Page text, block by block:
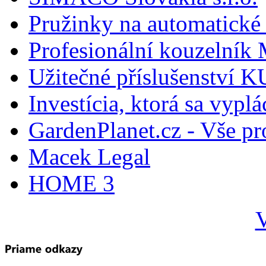
Pružinky na
Profesionální kouzelník
Užitečné příslušenství
Investícia, ktorá sa
GardenPlanet.cz - Vše
Macek Legal
HOME 3